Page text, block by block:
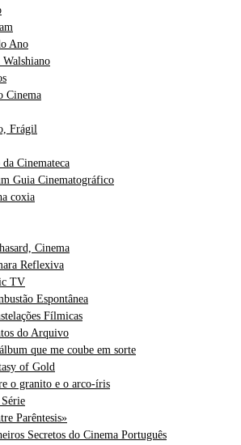
Ano
Cinema
Frágil
Cinemateca
Guia Cinematográfico
coxia
Cinema
Reflexiva
TV
Espontânea
Fílmicas
do Arquivo
que me coube em sorte
of Gold
o granito e o arco-íris
Parêntesis»
Secretos do Cinema Português